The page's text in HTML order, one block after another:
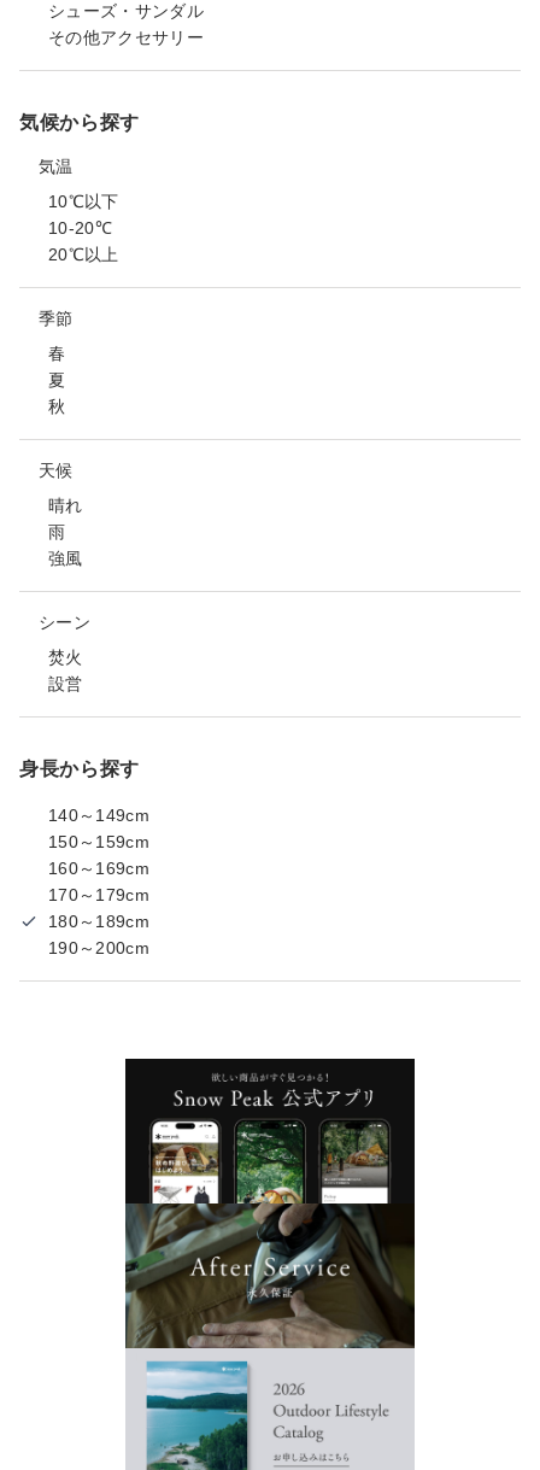
シューズ・サンダル
その他アクセサリー
気候から探す
気温
10℃以下
10-20℃
20℃以上
季節
春
夏
秋
天候
晴れ
雨
強風
シーン
焚火
設営
身長から探す
140～149cm
150～159cm
160～169cm
170～179cm
180～189cm
190～200cm